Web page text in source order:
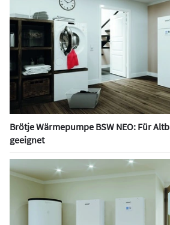
Brötje Wärmepumpe BSW NEO: Für
geeignet